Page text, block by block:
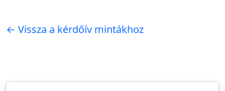
← Vissza a kérdőív mintákhoz